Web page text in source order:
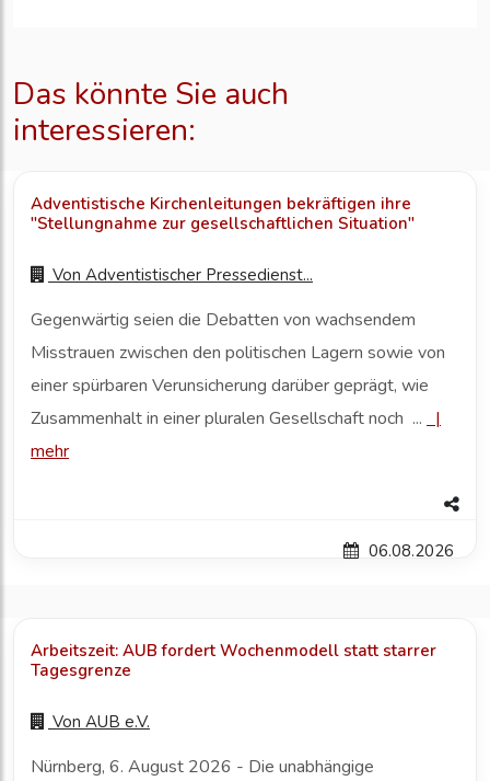
Das könnte Sie auch
interessieren:
Adventistische Kirchenleitungen bekräftigen ihre
"Stellungnahme zur gesellschaftlichen Situation"
Von Adventistischer Pressedienst...
Gegenwärtig seien die Debatten von wachsendem
Misstrauen zwischen den politischen Lagern sowie von
einer spürbaren Verunsicherung darüber geprägt, wie
Zusammenhalt in einer pluralen Gesellschaft noch ...
|
mehr
06.08.2026
Arbeitszeit: AUB fordert Wochenmodell statt starrer
Tagesgrenze
Von AUB e.V.
Nürnberg, 6. August 2026 - Die unabhängige